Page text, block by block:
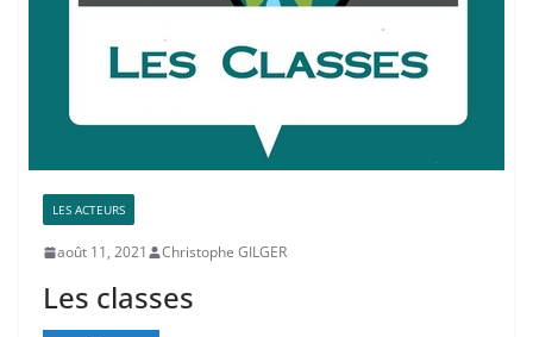
LES ACTEURS
août 11, 2021 Christophe GILGER
Les classes